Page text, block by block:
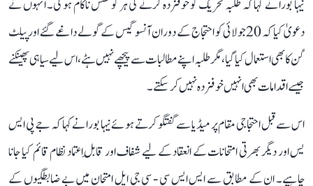
نیہا بورا نے کہا کہ طلبہ تحریک کو خوفزدہ کرنے کی ہر کوشش ناکام ہوگی۔ انہوں نے
دعویٰ کیا کہ 20 جولائی کو احتجاج کے دوران آنسو گیس کے گولے داغے گئے اور پیلٹ
گن کا بھی استعمال کیا گیا، مگر طلبہ اپنے مطالبات سے پیچھے نہیں ہٹے، اس لیے سیاہی پھینکنے
جیسے اقدامات بھی انہیں خوفزدہ نہیں کر سکتے۔
اس سے قبل احتجاجی مقام پر میڈیا سے گفتگو کرتے ہوئے نیہا بورا نے کہا کہ جے پی ایس
یس اور دیگر بھرتی امتحانات کے انعقاد کے لیے شفاف اور قابلِ اعتماد نظام قائم کیا جانا
چاہیے۔ ان کے مطابق سے ایس ایس سی - سی جی ایل امتحان میں بے ضابطگیوں کے